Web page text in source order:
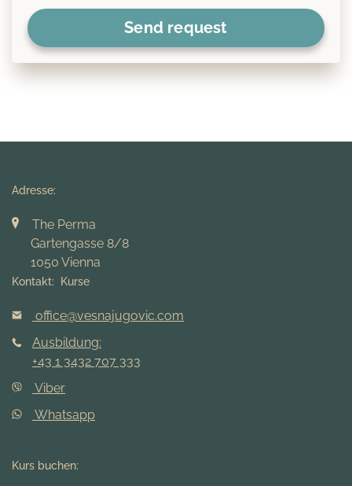
Send request
Adresse:
The Perma
Gartengasse 8/8
1050 Vienna
Kontakt: Kurse
office@vesnajugovic.com
Ausbildung:
+43 1 3432 707 333
Viber
Whatsapp
Kurs buchen: